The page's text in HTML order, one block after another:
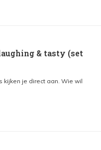
& tasty (set
kijken je direct aan. Wie wil